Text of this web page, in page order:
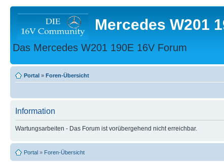
Mercedes W201
Das Mercedes W201 190E 16V Forum
Portal » Foren-Übersicht
Information
Wartungsarbeiten - Das Forum ist vorübergehend nicht erreichbar.
Portal » Foren-Übersicht